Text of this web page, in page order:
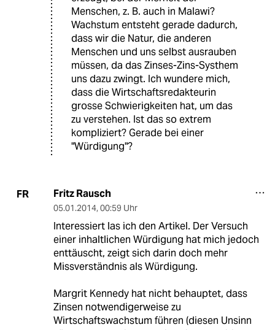
Menschen, z. B. auch in Malawi?
Wachstum entsteht gerade dadurch,
dass wir die Natur, die anderen
Menschen und uns selbst ausrauben
müssen, da das Zinses-Zins-Systhem
uns dazu zwingt. Ich wundere mich,
dass die Wirtschaftsredakteurin
grosse Schwierigkeiten hat, um das
zu verstehen. Ist das so extrem
kompliziert? Gerade bei einer
"Würdigung"?
FR Fritz Rausch
05.01.2014, 00:59 Uhr
Interessiert las ich den Artikel. Der Versuch
einer inhaltlichen Würdigung hat mich jedoch
enttäuscht, zeigt sich darin doch mehr
Missverständnis als Würdigung.
Margrit Kennedy hat nicht behauptet, dass
Zinsen notwendigerweise zu
Wirtschaftswachstum führen (diesen Unsinn